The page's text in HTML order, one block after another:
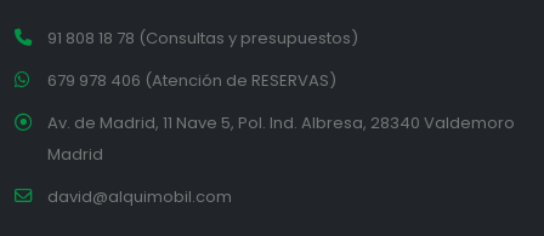
91 808 18 78 (Consultas y presupuestos)
679 978 406 (Atención de RESERVAS)
Av. de Madrid, 11 Nave 5, Pol. Ind. Albresa, 28340 Valdemoro
Madrid
david@alquimobil.com